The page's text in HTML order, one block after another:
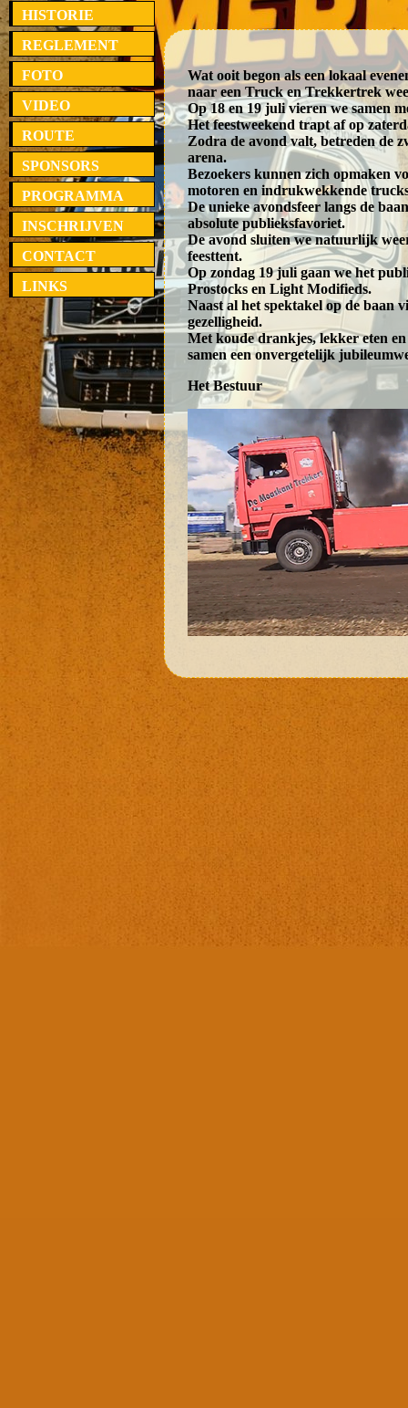
HISTORIE
REGLEMENT
FOTO
VIDEO
ROUTE
SPONSORS
PROGRAMMA
INSCHRIJVEN
CONTACT
LINKS
Wat ooit begon als een lokaal
naar een Truck en Trekkertrek
Op 18 en 19 juli vieren we samen
Het feestweekend trapt af op
Zodra de avond valt, betreden de
arena.
Bezoekers kunnen zich opmaken
motoren en indrukwekkende
De unieke avondsfeer langs de
absolute publieksfavoriet.
De avond sluiten we natuurlijk
feesttent.
Op zondag 19 juli gaan we het
Prostocks en Light Modifieds.
Naast al het spektakel op de baan
gezelligheid.
Met koude drankjes, lekker eten
samen een onvergetelijk
Het Bestuur